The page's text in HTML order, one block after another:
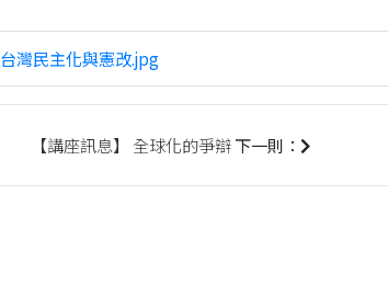
台灣民主化與憲改.jpg
【講座訊息】 全球化的爭辯下一則：